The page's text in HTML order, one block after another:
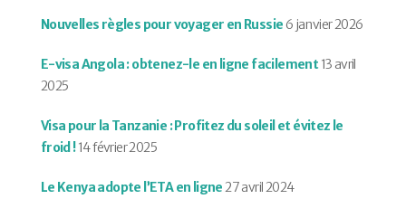
Nouvelles règles pour voyager en Russie 6 janvier 2026
E-visa Angola : obtenez-le en ligne facilement 13 avril
2025
Visa pour la Tanzanie : Profitez du soleil et évitez le
froid !14 février 2025
Le Kenya adopte l’ETA en ligne27 avril 2024